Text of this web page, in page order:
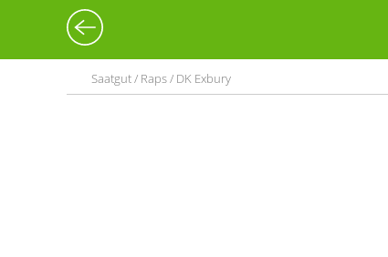
Saatgut / Raps / DK Exbury